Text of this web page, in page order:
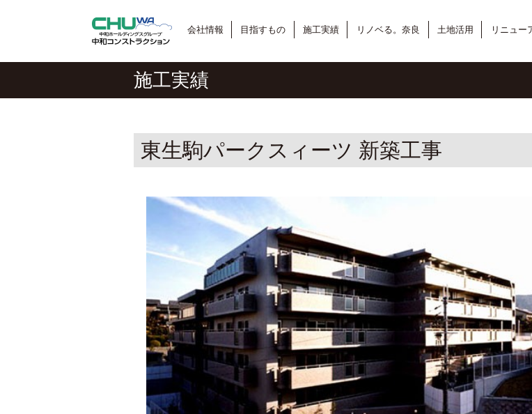
会社情報 目指すもの 施工実績 リノベる。奈良 土地活用 リニュー
施工実績
東生駒パークスィーツ 新築工事